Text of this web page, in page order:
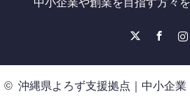
© 沖縄県よろず支援拠点｜中小企